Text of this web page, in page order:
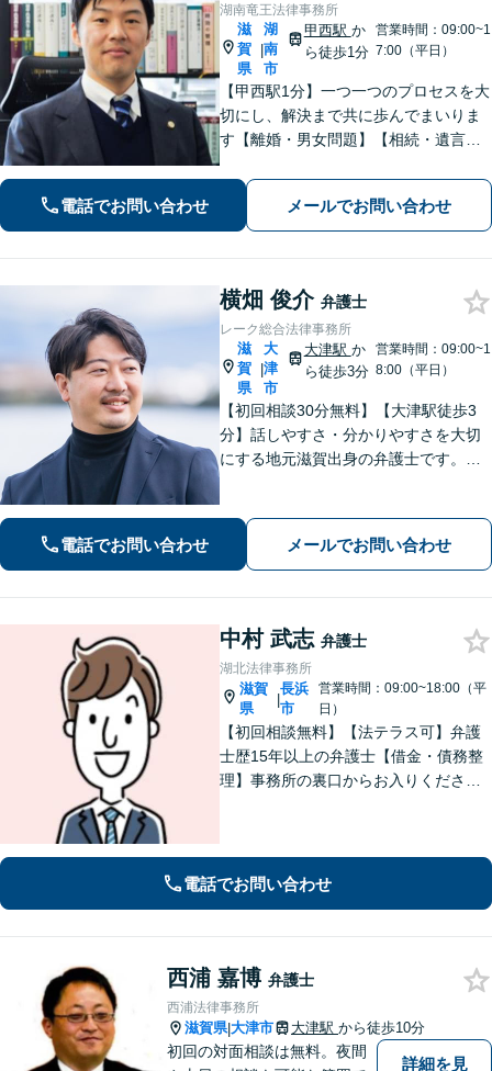
湖南竜王法律事務所
滋
賀
県
|
湖
南
市
甲西駅 か
ら徒歩1分
営業時間：09:00~1
7:00（平日）
【甲西駅1分】一つ一つのプロセスを大
切にし、解決まで共に歩んでまいりま
す【離婚・男女問題】【相続・遺言】
求、開示請求、損害賠償請求】【労
働・雇用：事業会社での勤務経験あ
り】まで幅広くご相談に応じます【We
b面談OK】
電話でお問い合わせ メールでお問い合わせ
横畑 俊介 弁護士
レーク総合法律事務所
滋
賀
県
|
大
津
市
大津駅 か
ら徒歩3分
営業時間：09:00~1
8:00（平日）
【初回相談30分無料】【大津駅徒歩3
分】話しやすさ・分かりやすさを大切
にする地元滋賀出身の弁護士です。離
ます。一人で抱え込まず、まずはお気
軽にご相談ください。
電話でお問い合わせ メールでお問い合わせ
中村 武志 弁護士
湖北法律事務所
滋賀
県
|
長浜
市
営業時間：09:00~18:00（平
日）
【初回相談無料】【法テラス可】弁護
士歴15年以上の弁護士【借金・債務整
理】事務所の裏口からお入りくださ
電話でお問い合わせ
西浦 嘉博 弁護士
西浦法律事務所
滋賀県|大津市 大津駅 から徒歩10分
初回の対面相談は無料。夜間
詳細を見